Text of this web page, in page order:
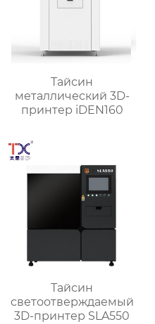
Тайсин
металлический 3D-
принтер iDEN160
Тайсин
светоотверждаемый
3D-принтер SLA550